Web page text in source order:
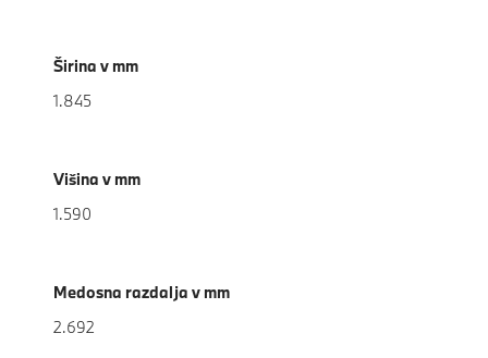
Širina v mm
1.845
Višina v mm
1.590
Medosna razdalja v mm
2.692